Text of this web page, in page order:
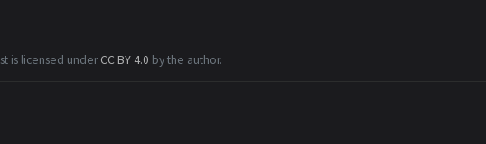
is licensed underCC BY 4.0 by the author.